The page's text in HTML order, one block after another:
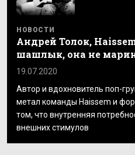
НОВОСТИ
Андрей Толок,
шашлык, она не
19.07.2020
Автор и вдохновитель поп-
метал команды Haissem и
том, что внутренняя
внешних стимулов